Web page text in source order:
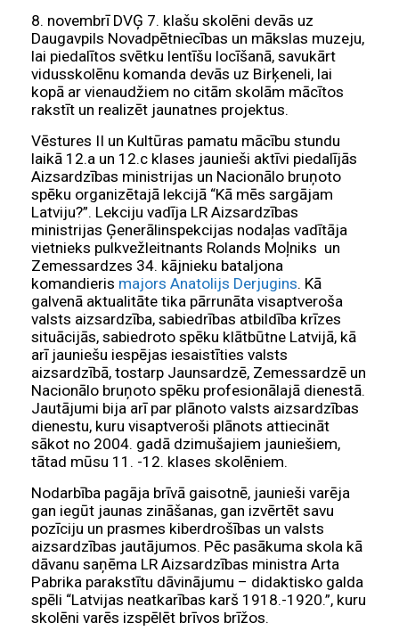
8. novembrī DVĢ 7. klašu skolēni devās uz
Daugavpils Novadpētniecības un mākslas muzeju,
lai piedalītos svētku lentīšu locīšanā, savukārt
vidusskolēnu komanda devās uz Birķeneli, lai
kopā ar vienaudžiem no citām skolām mācītos
rakstīt un realizēt jaunatnes projektus.
Vēstures II un Kultūras pamatu mācību stundu
laikā 12.a un 12.c klases jaunieši aktīvi piedalījās
Aizsardzības ministrijas un Nacionālo bruņoto
spēku organizētajā lekcijā “Kā mēs sargājam
Latviju?”. Lekciju vadīja LR Aizsardzības
ministrijas Ģenerālinspekcijas nodaļas vadītāja
vietnieks pulkvežleitnants Rolands Moļniks un
Zemessardzes 34. kājnieku bataljona
komandieris majors Anatolijs Derjugins. Kā
galvenā aktualitāte tika pārrunāta visaptveroša
valsts aizsardzība, sabiedrības atbildība krīzes
situācijās, sabiedroto spēku klātbūtne Latvijā, kā
arī jauniešu iespējas iesaistīties valsts
aizsardzībā, tostarp Jaunsardzē, Zemessardzē un
Nacionālo bruņoto spēku profesionālajā dienestā.
Jautājumi bija arī par plānoto valsts aizsardzības
dienestu, kuru visaptveroši plānots attiecināt
sākot no 2004. gadā dzimušajiem jauniešiem,
tātad mūsu 11. -12. klases skolēniem.
Nodarbība pagāja brīvā gaisotnē, jaunieši varēja
gan iegūt jaunas zināšanas, gan izvērtēt savu
pozīciju un prasmes kiberdrošības un valsts
aizsardzības jautājumos. Pēc pasākuma skola kā
dāvanu saņēma LR Aizsardzības ministra Arta
Pabrika parakstītu dāvinājumu – didaktisko galda
spēli “Latvijas neatkarības karš 1918.-1920.”, kuru
skolēni varēs izspēlēt brīvos brīžos.